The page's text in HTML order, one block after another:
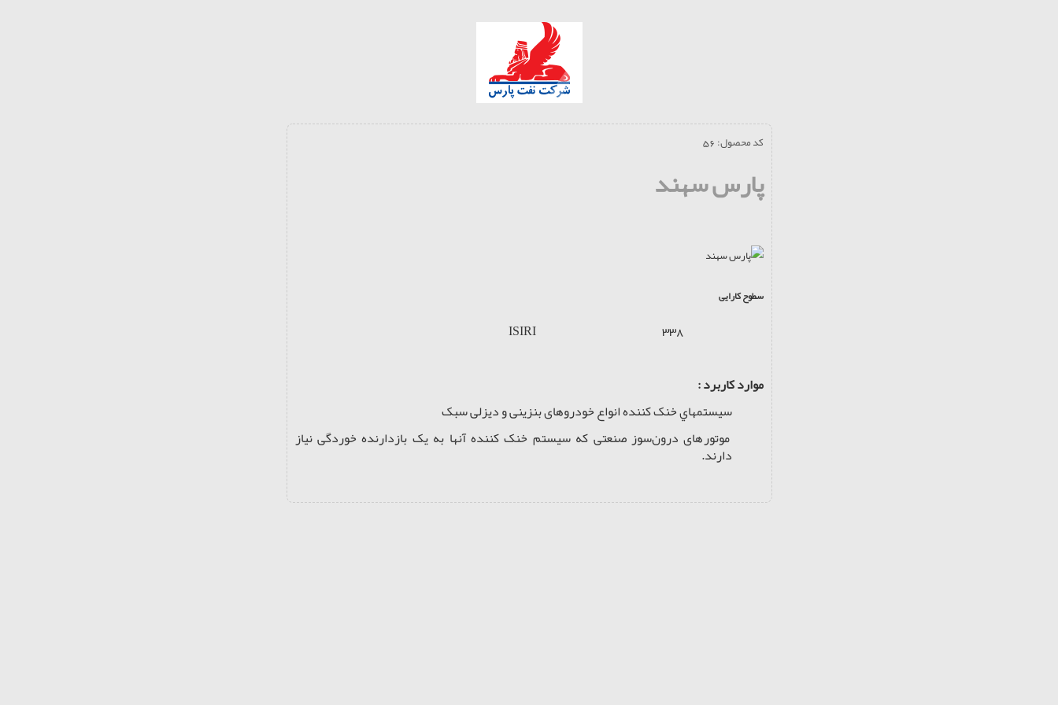
کد محصول: 56
پارس سهند
سطوح کارایی
338
ISIRI
موارد کاربرد :
سیستمهاي خنک کننده انواع خودروهای بنزینی و دیزلی سبک
موتورهای درون‌سوز صنعتی که سیستم خنک کننده آنها به یک بازدارنده خوردگی نیاز
دارند.